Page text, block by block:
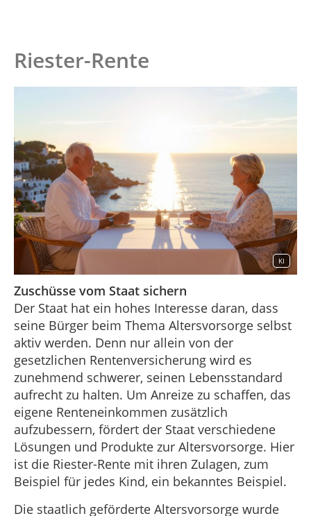
Riester-Rente
KI
Zuschüsse vom Staat sichern
Der Staat hat ein hohes Interesse daran, dass
seine Bürger beim Thema Altersvorsorge selbst
aktiv werden. Denn nur allein von der
gesetzlichen Rentenversicherung wird es
zunehmend schwerer, seinen Lebensstandard
aufrecht zu halten. Um Anreize zu schaffen, das
eigene Renteneinkommen zusätzlich
aufzubessern, fördert der Staat verschiedene
Lösungen und Produkte zur Altersvorsorge. Hier
ist die Riester-Rente mit ihren Zulagen, zum
Beispiel für jedes Kind, ein bekanntes Beispiel.
Die staatlich geförderte Altersvorsorge wurde